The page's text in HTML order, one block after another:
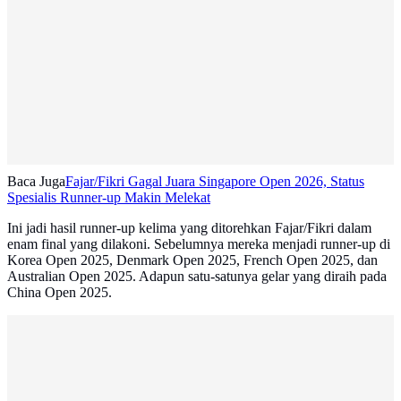
Baca JugaFajar/Fikri Gagal Juara Singapore Open 2026, Status
Spesialis Runner-up Makin Melekat
Ini jadi hasil runner-up kelima yang ditorehkan Fajar/Fikri dalam
enam final yang dilakoni. Sebelumnya mereka menjadi runner-up di
Korea Open 2025, Denmark Open 2025, French Open 2025, dan
Australian Open 2025. Adapun satu-satunya gelar yang diraih pada
China Open 2025.